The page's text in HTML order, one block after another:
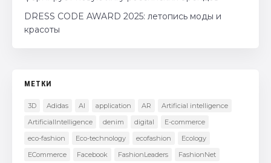
DRESS CODE AWARD 2025: летопись моды и
красоты
МЕТКИ
3D Adidas AI application AR
Artificial intelligence
ArtificialIntelligence
denim digital
E-commerce
eco-fashion
Eco-technology ecofashion
Ecology
ECommerce
Facebook FashionLeaders
FashionNet